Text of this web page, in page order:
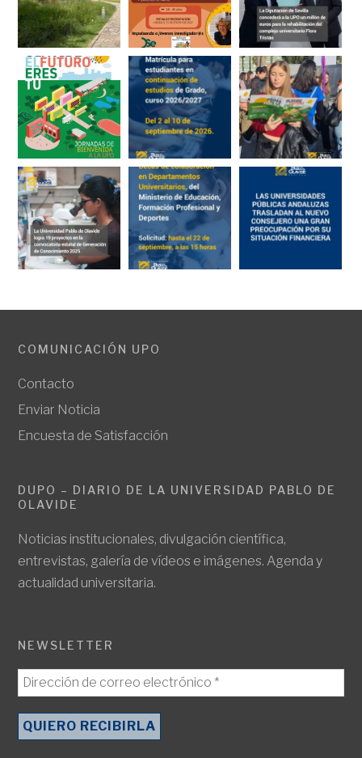
COMUNICACIÓN UPO
Contacto
Enviar Noticia
Encuesta de Satisfacción
DUPO – DIARIO DE LA UNIVERSIDAD PABLO DE
OLAVIDE
Noticias institucionales, divulgación científica,
entrevistas, galería de vídeos e imágenes. Agenda y
actualidad universitaria.
NEWSLETTER